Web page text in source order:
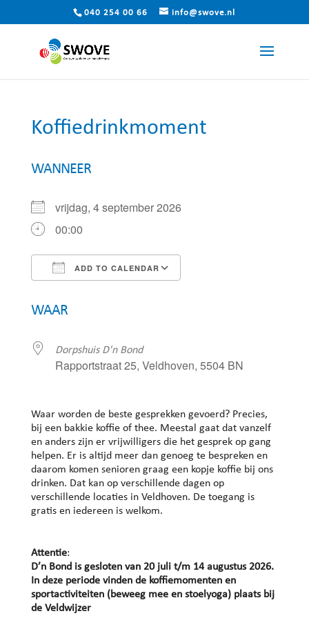
040 254 00 66 info@swove.nl
Koffiedrinkmoment
WANNEER
vrijdag, 4 september 2026
00:00
ADD TO CALENDAR
WAAR
Dorpshuis D'n Bond
Rapportstraat 25, Veldhoven, 5504 BN
Waar worden de beste gesprekken gevoerd? Precies,
bij een bakkie koffie of thee. Meestal gaat dat vanzelf
en anders zijn er vrijwilligers die het gesprek op gang
helpen. Er is altijd meer dan genoeg te bespreken en
daarom komen senioren graag een kopje koffie bij ons
drinken. Dat kan op verschillende dagen op
verschillende locaties in Veldhoven. De toegang is
gratis en iedereen is welkom.
Attentie:
D’n Bond is gesloten van 20 juli t/m 14 augustus 2026.
In deze periode vinden de koffiemomenten en
sportactiviteiten (beweeg mee en stoelyoga) plaats bij
de Veldwijzer